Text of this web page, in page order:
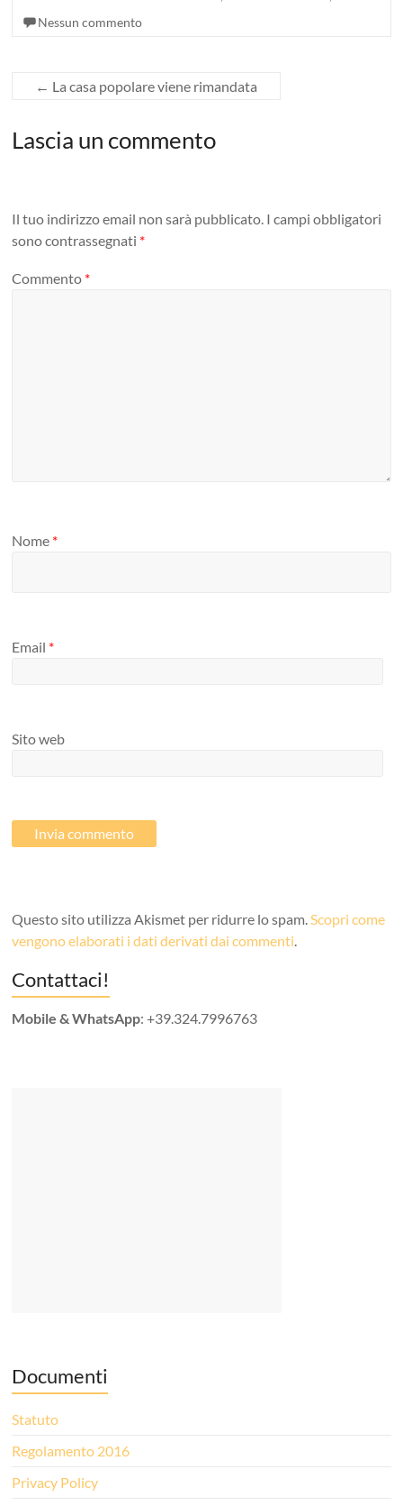
Nessun commento
← La casa popolare viene rimandata
Lascia un commento
Il tuo indirizzo email non sarà pubblicato. I campi obbligatori
sono contrassegnati *
Commento *
Nome *
Email *
Sito web
Questo sito utilizza Akismet per ridurre lo spam.Scopri come
vengono elaborati i dati derivati dai commenti.
Contattaci!
Mobile & WhatsApp: +39.324.7996763
Documenti
Statuto
Regolamento 2016
Privacy Policy